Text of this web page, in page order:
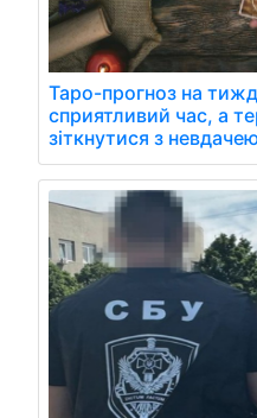
Таро-прогноз на
сприятливий час, а
зіткнутися з